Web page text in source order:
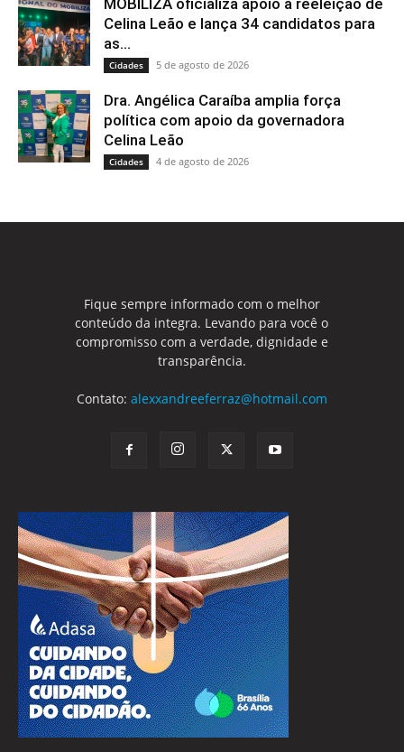
MOBILIZA oficializa apoio à reeleição de
Celina Leão e lança 34 candidatos para
as...
Cidades 5 de agosto de 2026
Dra. Angélica Caraíba amplia força
política com apoio da governadora
Celina Leão
Cidades 4 de agosto de 2026
Fique sempre informado com o melhor
conteúdo da integra. Levando para você o
compromisso com a verdade, dignidade e
transparência.
Contato: alexxandreeferraz@hotmail.com